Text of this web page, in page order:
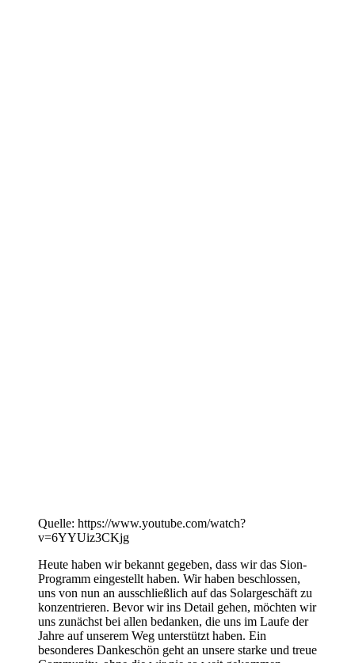
Quelle: https://www.youtube.com/watch?
v=6YYUiz3CKjg
Heute haben wir bekannt gegeben, dass wir das Sion-
Programm eingestellt haben. Wir haben beschlossen,
uns von nun an ausschließlich auf das Solargeschäft zu
konzentrieren. Bevor wir ins Detail gehen, möchten wir
uns zunächst bei allen bedanken, die uns im Laufe der
Jahre auf unserem Weg unterstützt haben. Ein
besonderes Dankeschön geht an unsere starke und treue